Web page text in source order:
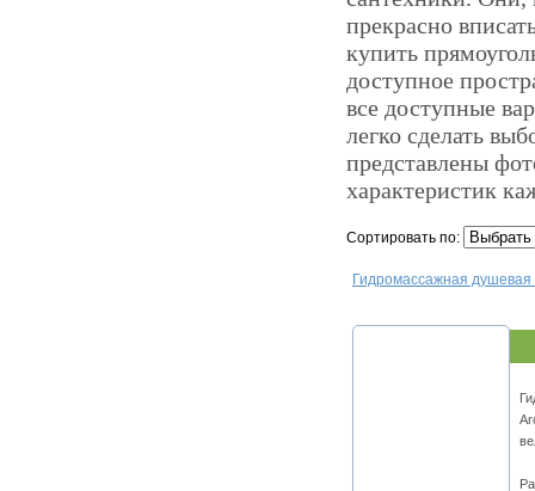
прекрасно
купить
доступное
все доступные
легко сделать
представлены
характеристик
Сортировать по:
Гидромассажная душевая